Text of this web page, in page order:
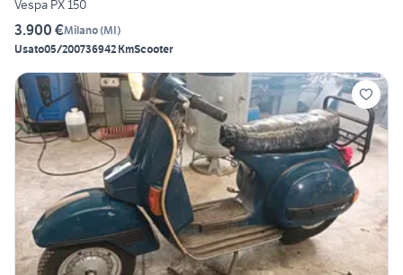
Vespa PX 150
3.900 €Milano(MI)
Usato05/200736942 KmScooter